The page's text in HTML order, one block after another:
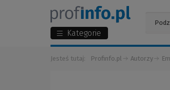
Kategorie
Jesteś tutaj: Profinfo.pl Autorzy